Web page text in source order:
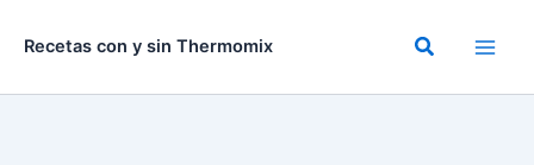
Recetas con y sin Thermomix Buscar